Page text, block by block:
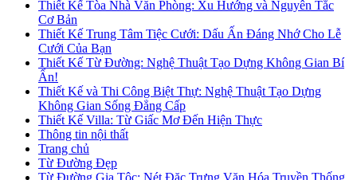
Thiết Kế Tòa Nhà Văn Phòng: Xu Hướng và Nguyên Tắc
Cơ Bản
Thiết Kế Trung Tâm Tiệc Cưới: Dấu Ấn Đáng Nhớ Cho Lễ
Cưới Của Bạn
Thiết Kế Từ Đường: Nghệ Thuật Tạo Dựng Không Gian Bí
Ẩn!
Thiết Kế và Thi Công Biệt Thự: Nghệ Thuật Tạo Dựng
Không Gian Sống Đẳng Cấp
Thiết Kế Villa: Từ Giấc Mơ Đến Hiện Thực
Thông tin nội thất
Trang chủ
Từ Đường Đẹp
Từ Đường Gia Tộc: Nét Đặc Trưng Văn Hóa Truyền Thống